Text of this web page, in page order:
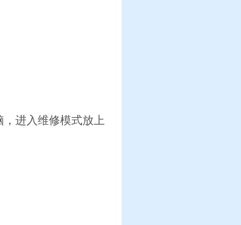
进入维修模式放上